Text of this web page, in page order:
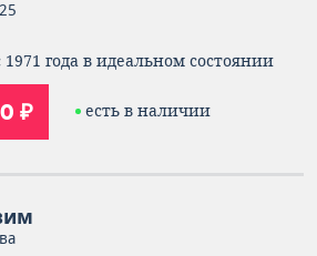
года в идеальном состоянии
₽ есть в наличии